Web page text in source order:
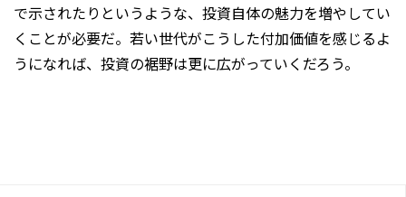
で示されたりというような、投資自体の魅力を増やしてい
くことが必要だ。若い世代がこうした付加価値を感じるよ
うになれば、投資の裾野は更に広がっていくだろう。